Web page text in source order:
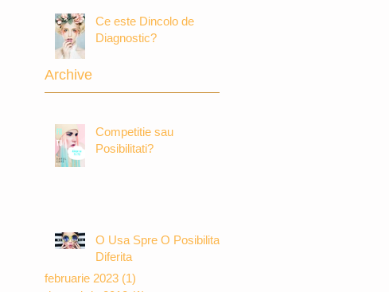
Ce este Dincolo de
Diagnostic?
Competitie sau
Posibilitati?
O Usa Spre O Posibilitate
Diferita
februarie 2023 (1)
Archive